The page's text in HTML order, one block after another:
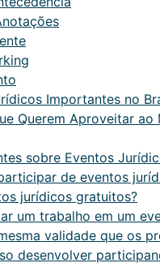
Importantes no
Querem Aproveitar
sobre Eventos
de eventos
jurídicos gratuitos?
um trabalho em um
validade que os
desenvolver